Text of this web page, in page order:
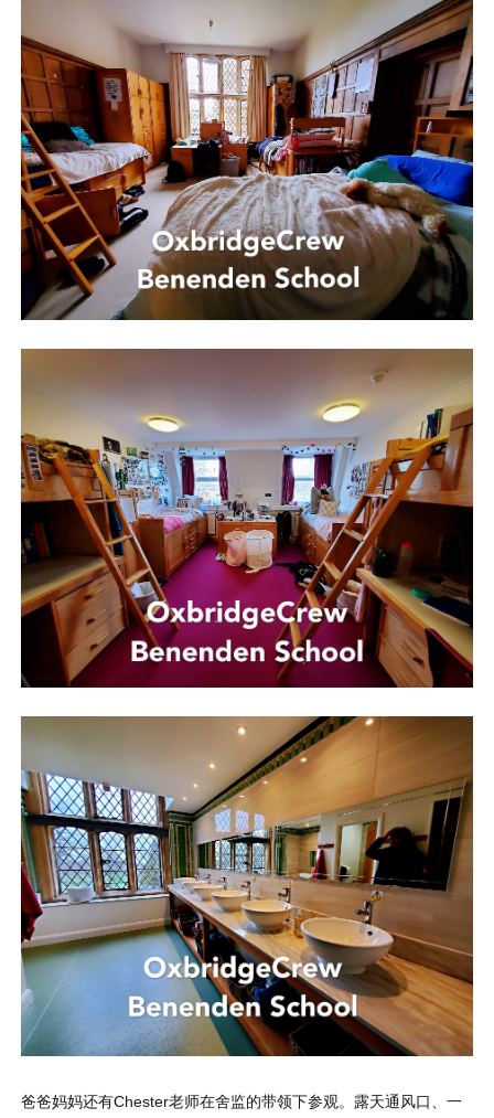
爸爸妈妈还有Chester老师在舍监的带领下参观。露天通风口、一